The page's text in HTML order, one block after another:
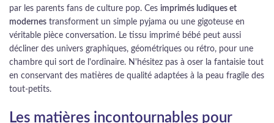
par les parents fans de culture pop. Ces imprimés ludiques et
modernes transforment un simple pyjama ou une gigoteuse en
véritable pièce conversation. Le tissu imprimé bébé peut aussi
décliner des univers graphiques, géométriques ou rétro, pour une
chambre qui sort de l'ordinaire. N'hésitez pas à oser la fantaisie tout
en conservant des matières de qualité adaptées à la peau fragile des
tout-petits.
Les matières incontournables pour